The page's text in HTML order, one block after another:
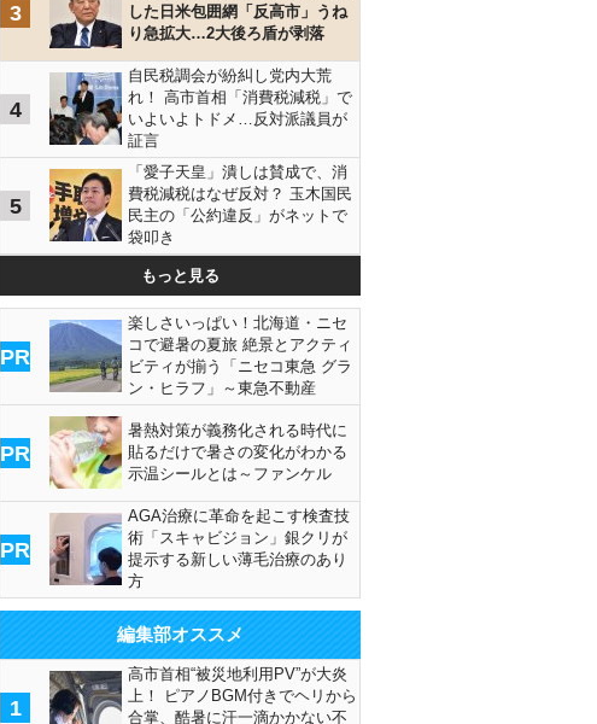
3
した日米包囲網「反高市」うね
り急拡大…2大後ろ盾が剥落
4
自民税調会が紛糾し党内大荒
れ！ 高市首相「消費税減税」で
いよいよトドメ…反対派議員が
証言
5
「愛子天皇」潰しは賛成で、消
費税減税はなぜ反対？ 玉木国民
民主の「公約違反」がネットで
袋叩き
もっと見る
PR
楽しさいっぱい！北海道・ニセ
コで避暑の夏旅 絶景とアクティ
ビティが揃う「ニセコ東急 グラ
ン・ヒラフ」～東急不動産
PR
暑熱対策が義務化される時代に
貼るだけで暑さの変化がわかる
示温シールとは～ファンケル
PR
AGA治療に革命を起こす検査技
術「スキャビジョン」銀クリが
提示する新しい薄毛治療のあり
方
編集部オススメ
1
高市首相“被災地利用PV”が大炎
上！ ピアノBGM付きでヘリから
合掌、酷暑に汗一滴かかない不